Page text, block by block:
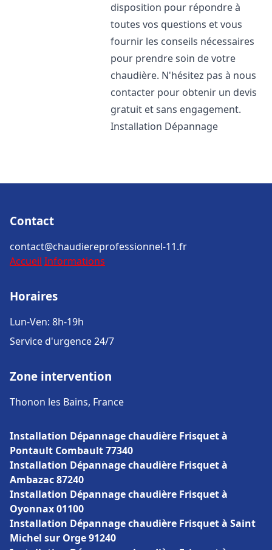
disposition pour répondre à
toutes vos questions et vous
fournir les conseils nécessaires
pour prendre soin de votre
chaudière. N'hésitez pas à nous
contacter pour obtenir un devis
gratuit et sans engagement.
Installation Dépannage
Contact
contact@chaudiereprofessionnel-11.fr
Accueil Informations
Horaires
Lun-Ven: 8h-19h
Service d'urgence 24/7
Zone intervention
Thonon les Bains, France
Installation Dépannage chaudière Frisquet à
Pontault Combault 77340
Installation Dépannage chaudière Frisquet à
Ambazac 87240
Installation Dépannage chaudière Frisquet à
Oyonnax 01100
Installation Dépannage chaudière Frisquet à Saint
Michel sur Orge 91240